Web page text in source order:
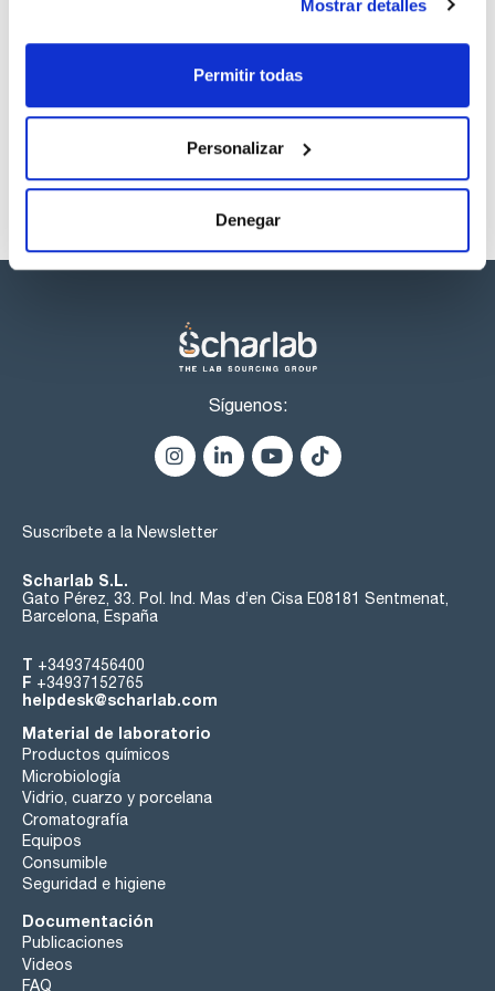
Mostrar detalles
Permitir todas
Personalizar
Denegar
12,1 MPa y un valor de elongación a la rotura del 425%.
productos marca Scharlau habitualmente en stock,
Síguenos:
Suscríbete a la Newsletter
Scharlab S.L.
Gato Pérez, 33. Pol. Ind. Mas d’en Cisa E08181 Sentmenat,
Barcelona, España
T +34937456400
F +34937152765
helpdesk@scharlab.com
Material de laboratorio
Productos químicos
Microbiología
Vidrio, cuarzo y porcelana
Cromatografía
Equipos
Consumible
Seguridad e higiene
Documentación
Publicaciones
Videos
FAQ